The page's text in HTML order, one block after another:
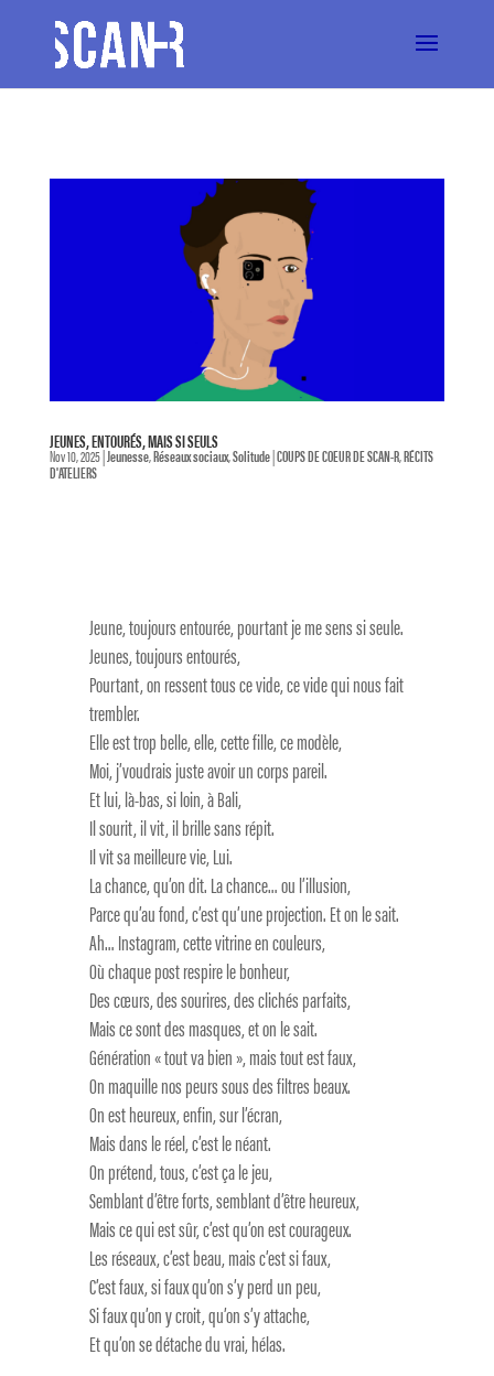
JEUNES, ENTOURÉS, MAIS SI SEULS
Nov 10, 2025|Jeunesse,Réseaux sociaux,Solitude|COUPS DE COEUR DE SCAN-R,RÉCITS
D'ATELIERS
Jeune, toujours entourée, pourtant je me sens si seule.
Jeunes, toujours entourés,
Pourtant, on ressent tous ce vide, ce vide qui nous fait
trembler.
Elle est trop belle, elle, cette fille, ce modèle,
Moi, j’voudrais juste avoir un corps pareil.
Et lui, là-bas, si loin, à Bali,
Il sourit, il vit, il brille sans répit.
Il vit sa meilleure vie, Lui.
La chance, qu’on dit. La chance… ou l’illusion,
Parce qu’au fond, c’est qu’une projection. Et on le sait.
Ah… Instagram, cette vitrine en couleurs,
Où chaque post respire le bonheur,
Des cœurs, des sourires, des clichés parfaits,
Mais ce sont des masques, et on le sait.
Génération « tout va bien », mais tout est faux,
On maquille nos peurs sous des filtres beaux.
On est heureux, enfin, sur l’écran,
Mais dans le réel, c’est le néant.
On prétend, tous, c’est ça le jeu,
Semblant d’être forts, semblant d’être heureux,
Mais ce qui est sûr, c’est qu’on est courageux.
Les réseaux, c’est beau, mais c’est si faux,
C’est faux, si faux qu’on s’y perd un peu,
Si faux qu’on y croit, qu’on s’y attache,
Et qu’on se détache du vrai, hélas.